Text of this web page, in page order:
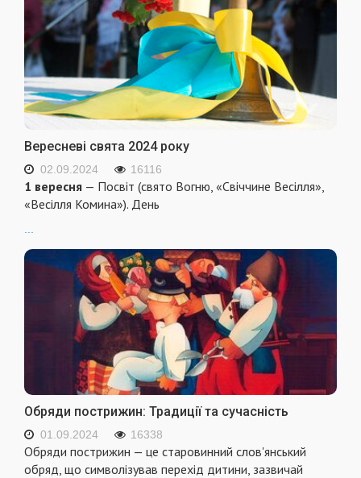
Вересневі свята 2024 року
02.09.2024 16116
1 вересня — Посвіт (свято Вогню, «Свіччине Весілля»,
«Весілля Комина»). День
...
Обряди пострижин: Традиції та сучасність
01.09.2024 16338
Обряди пострижин — це старовинний слов'янський
обряд, що символізував перехід дитини, зазвичай